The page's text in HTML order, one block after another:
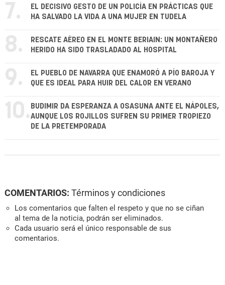
7.
EL DECISIVO GESTO DE UN POLICÍA EN PRÁCTICAS QUE
HA SALVADO LA VIDA A UNA MUJER EN TUDELA
8.
RESCATE AÉREO EN EL MONTE BERIAIN: UN MONTAÑERO
HERIDO HA SIDO TRASLADADO AL HOSPITAL
9.
EL PUEBLO DE NAVARRA QUE ENAMORÓ A PÍO BAROJA Y
QUE ES IDEAL PARA HUIR DEL CALOR EN VERANO
10. BUDIMIR DA ESPERANZA A OSASUNA ANTE EL NÁPOLES,
AUNQUE LOS ROJILLOS SUFREN SU PRIMER TROPIEZO
DE LA PRETEMPORADA
COMENTARIOS: Términos y condiciones
Los comentarios que falten el respeto y que no se ciñan
al tema de la noticia, podrán ser eliminados.
Cada usuario será el único responsable de sus
comentarios.